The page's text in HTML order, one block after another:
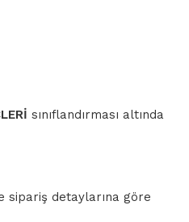
sınıflandırması altında
sipariş detaylarına göre